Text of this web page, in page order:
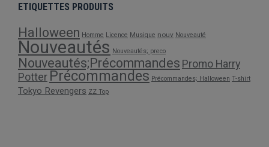
ETIQUETTES PRODUITS
Halloween Homme Licence Musique nouv Nouveauté
Nouveautés Nouveautés; preco
Nouveautés;Précommandes Promo Harry
Potter Précommandes Précommandes; Halloween T-shirt
Tokyo Revengers ZZ Top